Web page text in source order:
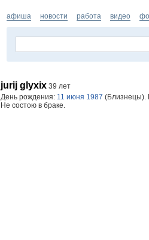
афиша новости работа видео
jurij glyxix 39 лет
День рождения: 11 июня 1987 (Близнецы).
Не состою в браке.